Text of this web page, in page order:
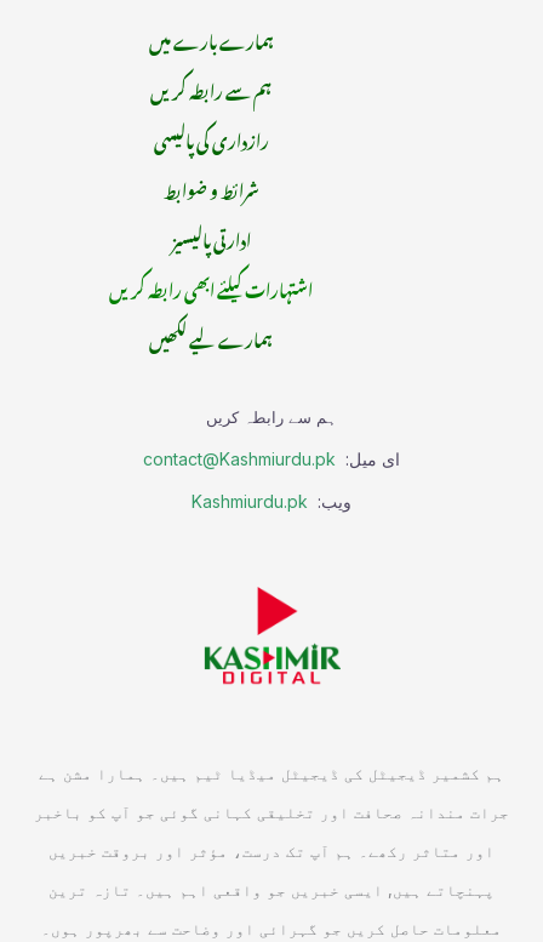
ہمارے بارے میں
ہم سے رابطہ کریں
رازداری کی پالیسی
شرائط و ضوابط
ادارتی پالیسیز
اشتہارات کیلئے ابھی رابطہ کریں
ہمارے لیے لکھیں
ہم سے رابطہ کریں
ای میل: contact@Kashmiurdu.pk
ویب: Kashmiurdu.pk
ہم کشمیر ڈیجیٹل کی ڈیجیٹل میڈیا ٹیم ہیں۔ ہمارا مشن ہے
جرات مندانہ صحافت اور تخلیقی کہانی گوئی جو آپ کو باخبر
اور متاثر رکھے۔ ہم آپ تک درست، مؤثر اور بروقت خبریں
پہنچاتے ہیں, ایسی خبریں جو واقعی اہم ہیں۔ تازہ ترین
معلومات حاصل کریں جو گہرائی اور وضاحت سے بھرپور ہوں۔